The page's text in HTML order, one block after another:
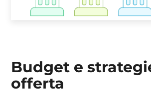
Budget e
offerta